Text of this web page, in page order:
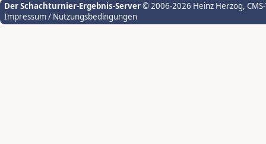
Der Schachturnier-Ergebnis-Server© 2006-2026 Heinz Herzog,
Impressum / Nutzungsbedingungen